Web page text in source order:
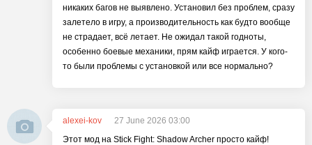
никаких багов не выявлено. Установил без проблем, сразу
залетело в игру, а производительность как будто вообще
не страдает, всё летает. Не ожидал такой годноты,
особенно боевые механики, прям кайф играется. У кого-
то были проблемы с установкой или все нормально?
alexei-kov
27 June 2026 03:00
Этот мод на Stick Fight: Shadow Archer просто кайф!